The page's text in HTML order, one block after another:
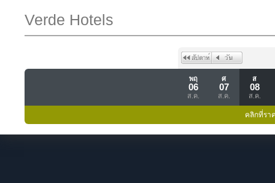
Verde Hotels
พฤ
06
ส.ค.
ศ
07
ส.ค.
ส
08
ส.ค.
คลิกที่รา